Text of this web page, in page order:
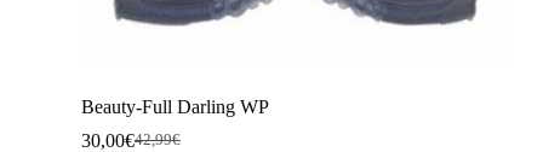
Beauty-Full Darling WP
42,99€
30,00€